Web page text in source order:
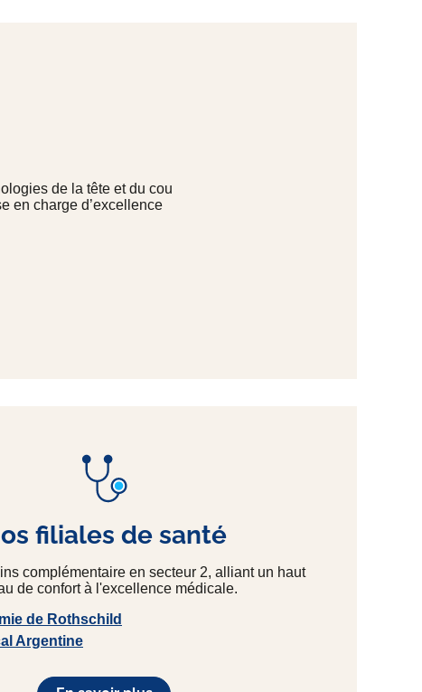
de la tête et du cou
en charge d’excellence
filiales de santé
complémentaire en secteur 2, alliant un haut
de confort à l'excellence médicale.
de Rothschild
Argentine